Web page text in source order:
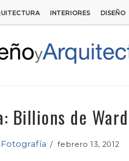
INTERIORES DISEÑO
Billions de
Fotografía / febrero 13, 2012